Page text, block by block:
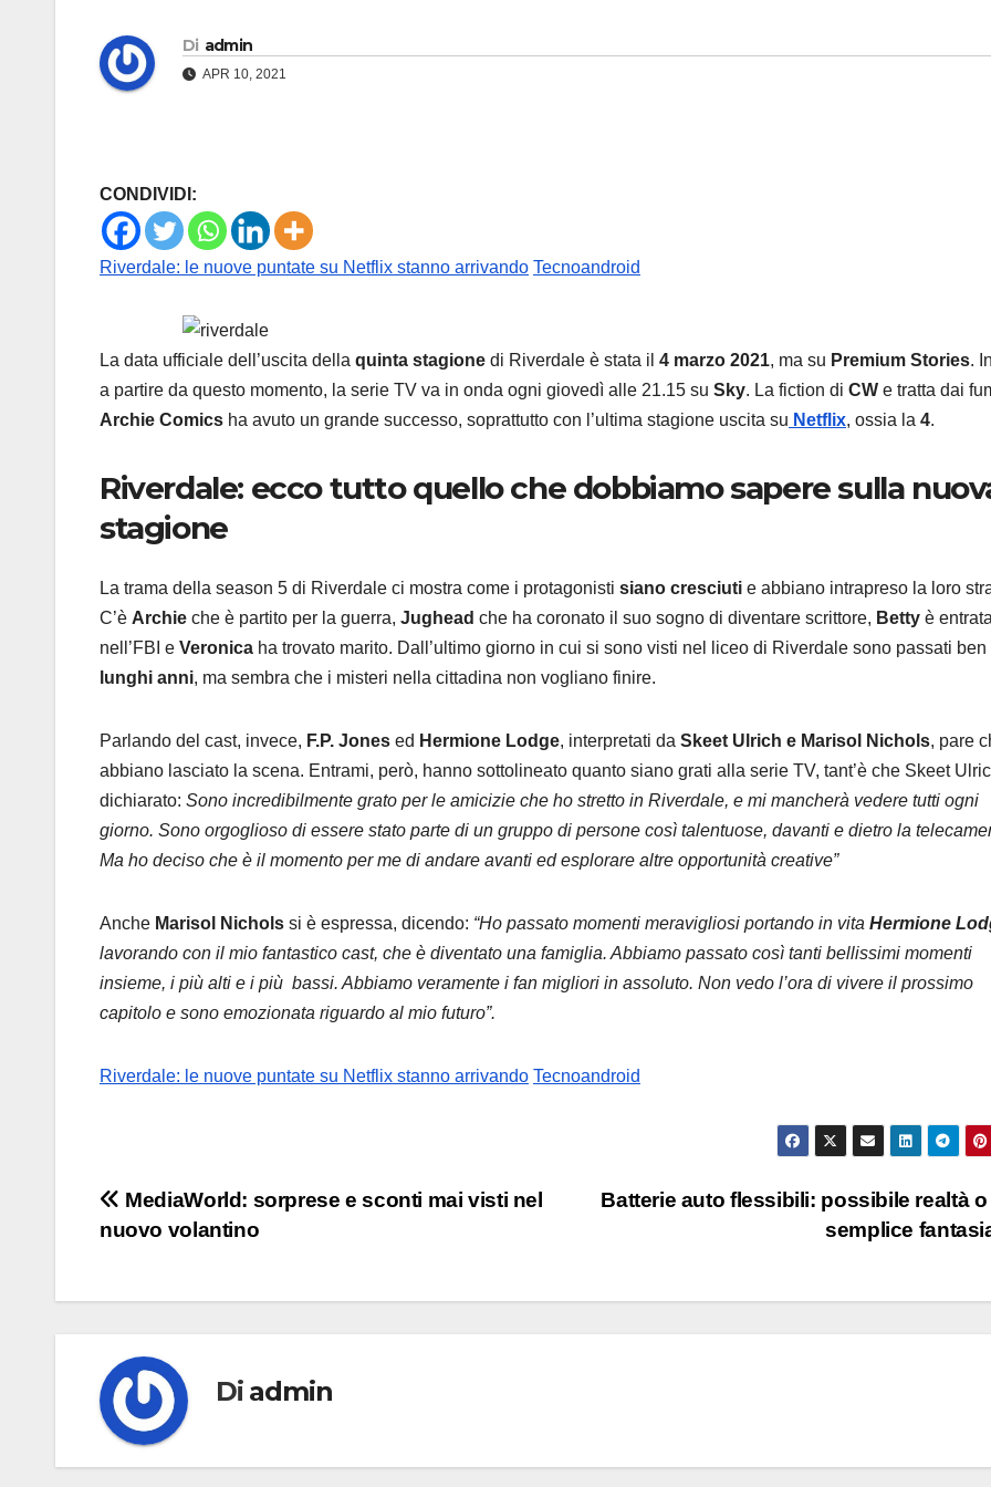
Di admin
APR 10, 2021
CONDIVIDI:
Riverdale: le nuove puntate su Netflix stanno arrivando Tecnoandroid
La data ufficiale dell’uscita della quinta stagione di Riverdale è stata il 4 marzo 2021, ma su Premium Stories.
a partire da questo momento, la serie TV va in onda ogni giovedì alle 21.15 su Sky. La fiction di CW e tratta dai
Archie Comics ha avuto un grande successo, soprattutto con l’ultima stagione uscita su Netflix, ossia la 4.
Riverdale: ecco tutto quello che dobbiamo sapere sulla
stagione
La trama della season 5 di Riverdale ci mostra come i protagonisti siano cresciuti e abbiano intrapreso la loro
C’è Archie che è partito per la guerra, Jughead che ha coronato il suo sogno di diventare scrittore, Betty è entrata
nell’FBI e Veronica ha trovato marito. Dall’ultimo giorno in cui si sono visti nel liceo di Riverdale sono passati ben
lunghi anni, ma sembra che i misteri nella cittadina non vogliano finire.
Parlando del cast, invece, F.P. Jones ed Hermione Lodge, interpretati da Skeet Ulrich e Marisol Nichols, pare
abbiano lasciato la scena. Entrami, però, hanno sottolineato quanto siano grati alla serie TV, tant’è che Skeet
dichiarato: Sono incredibilmente grato per le amicizie che ho stretto in Riverdale, e mi mancherà vedere tutti ogni
giorno. Sono orgoglioso di essere stato parte di un gruppo di persone così talentuose, davanti e dietro la
Ma ho deciso che è il momento per me di andare avanti ed esplorare altre opportunità creative”
Anche Marisol Nichols si è espressa, dicendo: “Ho passato momenti meravigliosi portando in vita Hermione
lavorando con il mio fantastico cast, che è diventato una famiglia. Abbiamo passato così tanti bellissimi momenti
insieme, i più alti e i più bassi. Abbiamo veramente i fan migliori in assoluto. Non vedo l’ora di vivere il prossimo
capitolo e sono emozionata riguardo al mio futuro”.
Riverdale: le nuove puntate su Netflix stanno arrivando Tecnoandroid
Navigazione
Batterie auto flessibili: possibile realtà
semplice
MediaWorld: sorprese e sconti mai visti nel
nuovo volantino
Di admin
9 AGOSTO